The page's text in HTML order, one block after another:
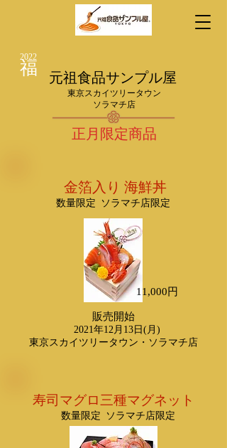
​福
​2022
​元祖食品サンプル屋
​東京スカイツリータウン
​ソラマチ店
​正月限定商品
​ 金箔入り 海鮮丼
​数量限定 ソラマチ店限定
11,000円
​販売開始
2021年12月13日(月)
​東京スカイツリータウン・ソラマチ店
​寿司マグロ三種マグネット
​数量限定 ​ソラマチ店限定